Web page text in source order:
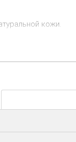
кожи.